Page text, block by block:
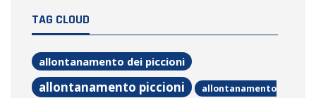
TAG CLOUD
allontanamento dei piccioni
allontanamento piccioni allontanamento